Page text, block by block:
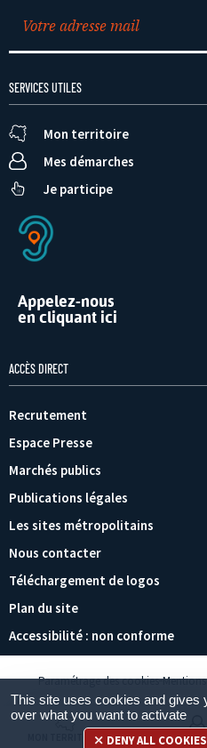
SERVICES UTILES
Mon territoire
Mes démarches
Je participe
Appelez-nous
en cliquant ici
ACCÈS DIRECT
Recrutement
Espace Presse
Marchés publics
Publications légales
Les sites métropolitains
Nous contacter
Téléchargement de logos
Plan du site
Accessibilité : non conforme
Paramétrage des cookies
MON TERRITOIRE MES
This site uses cookies and gives
over what you want to activate
DENY ALL COOKIES